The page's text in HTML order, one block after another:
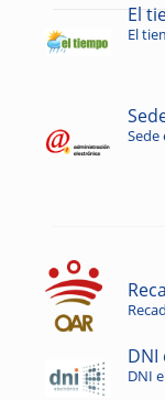
El
El
Sede
DNI